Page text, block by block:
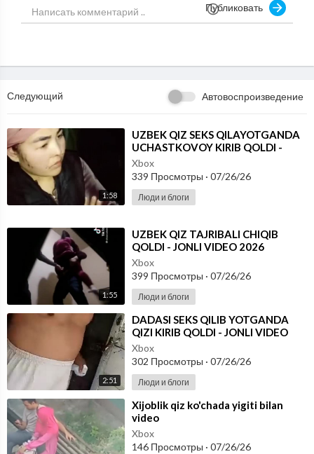
Публиковать
Следующий Автовоспроизведение
1:58
⁣UZBEK QIZ SEKS QILAYOTGANDA
UCHASTKOVOY KIRIB QOLDI -
JONLI VIDEO 2026
Xbox
339 Просмотры · 07/26/26
Люди и блоги
1:55
⁣UZBEK QIZ TAJRIBALI CHIQIB
QOLDI - JONLI VIDEO 2026
Xbox
399 Просмотры · 07/26/26
Люди и блоги
2:51
⁣DADASI SEKS QILIB YOTGANDA
QIZI KIRIB QOLDI - JONLI VIDEO
2026
Xbox
302 Просмотры · 07/26/26
Люди и блоги
⁣Xijoblik qiz ko'chada yigiti bilan
video
Xbox
146 Просмотры · 07/26/26